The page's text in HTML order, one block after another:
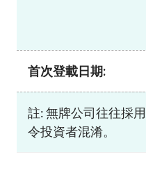
首次登載日期:
註: 無牌公司往往採
令投資者混淆。